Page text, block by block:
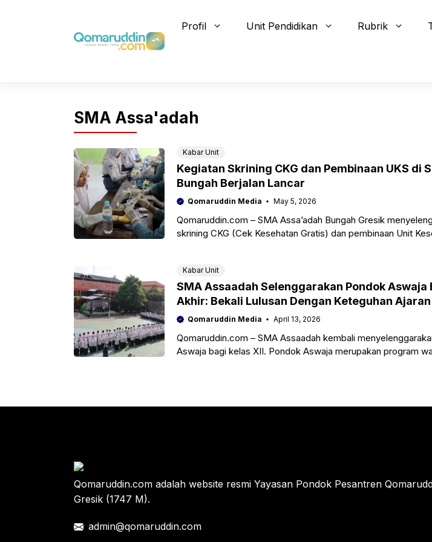
Profil Unit Pendidikan Rubrik
SMA Assa'adah
Kabar Unit
Kegiatan Skrining CKG dan Pembinaan UKS di
Bungah Berjalan Lancar
Qomaruddin Media May 5, 2026
Qomaruddin.com – SMA Assa’adah Bungah Gresik
skrining CKG (Cek Kesehatan Gratis) dan pembinaan Unit
Kabar Unit
SMA Assaadah Selenggarakan Pondok Aswaja
Akhir: Bekali Lulusan Dengan Keteguhan
wal Jama’ah.
Qomaruddin Media April 13, 2026
Qomaruddin.com – SMA Assaadah kembali
Aswaja bagi kelas XII. Pondok Aswaja merupakan program
Qomaruddin.com adalah website resmi Yayasan Pondok Pesantren
Gresik (1747 M).
admin@qomaruddin.com